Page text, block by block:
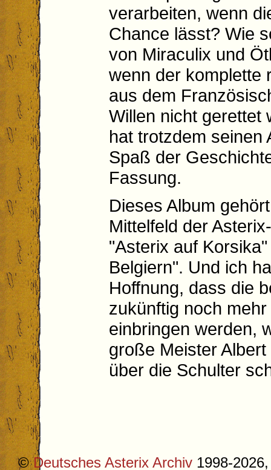
verarbeiten, wenn
Chance lässt? Wie
von Miraculix und
wenn der komplette
aus dem
Willen nicht gerettet
hat trotzdem seinen
Spaß der
Fassung.
Dieses Album
Mittelfeld der
"Asterix auf
Belgiern". Und ich
Hoffnung, dass die
zukünftig noch
einbringen werden,
große Meister
über die Schulter
©Deutsches Asterix Archiv 1998-